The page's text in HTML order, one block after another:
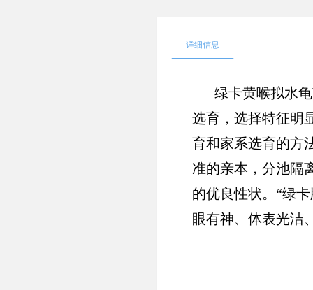
详细信息
绿卡黄喉拟水
选育，选择特征明
育和家系选育的方
准的亲本，分池隔
的优良性状。 “绿
眼有神、体表光洁